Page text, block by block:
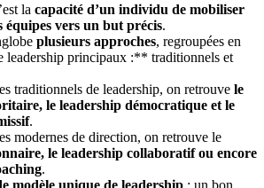
la capacité d’un individu de mobiliser
équipes vers un but précis.
plusieurs approches, regroupées en
leadership principaux :** traditionnels et
traditionnels de leadership, on retrouve le
le leadership démocratique et le
.
modernes de direction, on retrouve le
le leadership collaboratif ou encore
.
modèle unique de leadership : un bon